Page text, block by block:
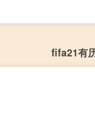
fifa21有